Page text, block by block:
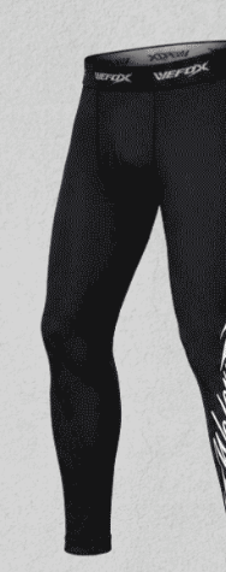
1.本服務係由「台
用戶於交易時，得
款買賣價金債權讓
2.基於同意付款使用
資料（包含姓名、
用，由本公司與您
3.完整用戶服務條款
／ATM／網路銀行
※ 請注意：結帳手
絡購買商品的店家
先享後付繳納相關費
※ 交易是否成功請
是否繳費成功／繳
付客戶支援中心」
【注意事項】
１．透過由恩沛科
交易，需依本服務
求債權轉讓予恩沛科
２．關於個人資料
https://aftee.tw/
３．未成年的使用
「AFTEE先享後付
任。
４．使用「AFTEE
即時審查核予不同
結果請求用戶進行身
５．嚴禁一人註冊
形，恩沛科技股份
動。
每筆NT$60，滿
7-11取貨付款
每筆NT$60，滿
付款後7-11取貨
每筆NT$60，滿
一般宅配（門市自
每筆NT$100，滿
離島一般宅配
每筆NT$200，滿
貨到付款（門市自
每筆NT$200，滿
國家/地區配送(**
計)，訂單才得以成